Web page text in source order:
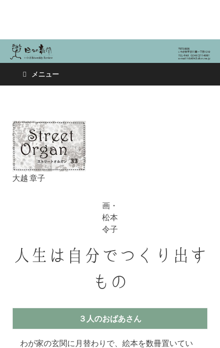
日々の新聞
メニュー
大越 章子
画・
松本
令子
人生は自分でつくり出す
もの
３人のおばあさん
わが家の玄関に月替わりで、絵本を数冊置いてい